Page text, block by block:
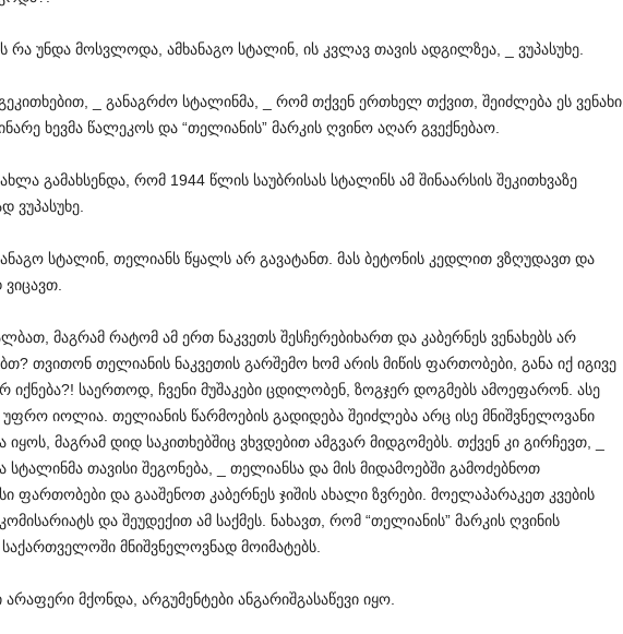
რა უნდა მოსვლოდა, ამხანაგო სტალინ, ის კვლავ თავის ადგილზეა, _ ვუპასუხე.
გეკითხებით, _ განაგრძო სტალინმა, _ რომ თქვენ ერთხელ თქვით, შეიძლება ეს ვენახი
ხევმა წალეკოს და “თელიანის” მარკის ღვინო აღარ გვექნებაო.
გამახსენდა, რომ 1944 წლის საუბრისას სტალინს ამ შინაარსის შეკითხვაზე
ვუპასუხე.
სტალინ, თელიანს წყალს არ გავატანთ. მას ბეტონის კედლით ვზღუდავთ და
მაგრამ რატომ ამ ერთ ნაკვეთს შესჩერებიხართ და კაბერნეს ვენახებს არ
თვითონ თელიანის ნაკვეთის გარშემო ხომ არის მიწის ფართობები, განა იქ იგივე
იქნება?! საერთოდ, ჩვენი მუშაკები ცდილობენ, ზოგჯერ დოგმებს ამოეფარონ. ასე
უფრო იოლია. თელიანის წარმოების გადიდება შეიძლება არც ისე მნიშვნელოვანი
მაგრამ დიდ საკითხებშიც ვხვდებით ამგვარ მიდგომებს. თქვენ კი გირჩევთ, _
თავისი შეგონება, _ თელიანსა და მის მიდამოებში გამოძებნოთ
ფართობები და გააშენოთ კაბერნეს ჯიშის ახალი ზვრები. მოელაპარაკეთ კვების
და შეუდექით ამ საქმეს. ნახავთ, რომ “თელიანის” მარკის ღვინის
მნიშვნელოვნად მოიმატებს.
მქონდა, არგუმენტები ანგარიშგასაწევი იყო.